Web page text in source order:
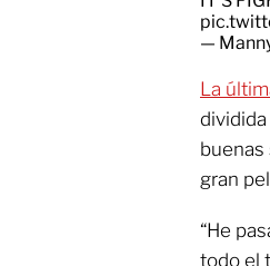
—
La
buenas
gran
“He
todo el